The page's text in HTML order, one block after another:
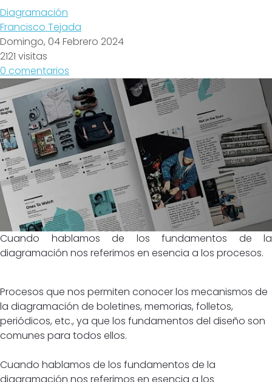
Diagramación
Francisco Tejada
Domingo, 04 Febrero 2024
2121 visitas
0 comentarios
Cuando hablamos de los fundamentos de la
diagramación nos referimos en esencia a los procesos.
Procesos que nos permiten conocer los mecanismos de
la diagramación de boletines, memorias, folletos,
periódicos, etc., ya que los fundamentos del diseño son
comunes para todos ellos.
Cuando hablamos de los fundamentos de la